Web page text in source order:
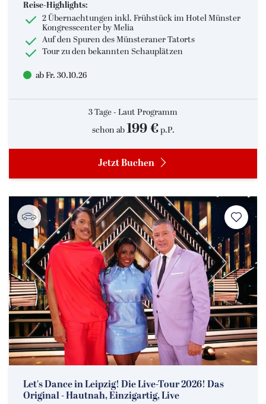
Reise-Highlights:
2 Übernachtungen inkl. Frühstück im Hotel Münster
Kongresscenter by Melia
Auf den Spuren des Münsteraner Tatorts
Tour zu den bekannten Schauplätzen
ab Fr. 30.10.26
3 Tage - Laut Programm
schon ab 199 €p.P.
Jetzt Buchen
Let's Dance in Leipzig! Die Live-Tour 2026! Das
Original - Hautnah, Einzigartig, Live